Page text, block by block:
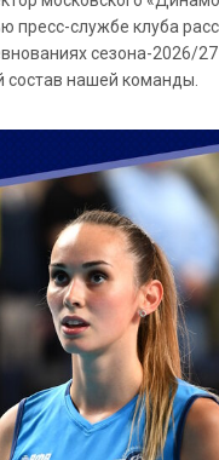
пресс-службе клуба
сезона-2026/
состав нашей команды.